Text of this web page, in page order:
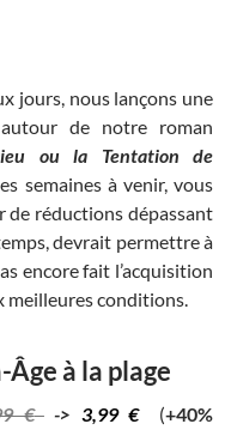
jours, nous lançons une
de notre roman
ou la Tentation de
semaines à venir, vous
de réductions dépassant
devrait permettre à
encore fait l’acquisition
meilleures conditions.
à la plage
€ -> 3,99 € (+40%